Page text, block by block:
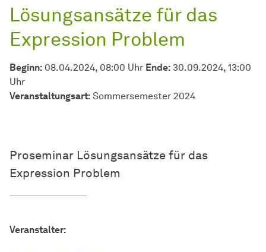
Lösungsansätze für das
Expression Problem
Beginn: 08.04.2024, 08:00 Uhr Ende: 30.09.2024, 13:00
Uhr
Veran­stal­tungs­art: Sommersemester 2024
Proseminar Lösungsansätze für das
Expression Problem
Veranstalter: